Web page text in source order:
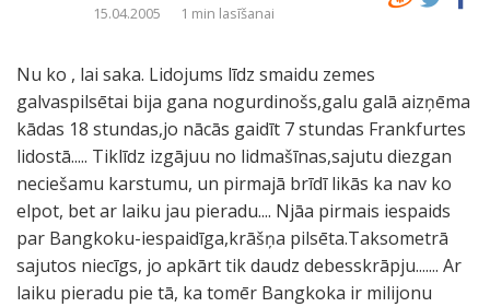
15.04.2005 1 min lasīšanai
Nu ko , lai saka. Lidojums līdz smaidu zemes
galvaspilsētai bija gana nogurdinošs,galu galā aizņēma
kādas 18 stundas,jo nācās gaidīt 7 stundas Frankfurtes
lidostā..... Tiklīdz izgājuu no lidmašīnas,sajutu diezgan
neciešamu karstumu, un pirmajā brīdī likās ka nav ko
elpot, bet ar laiku jau pieradu.... Njāa pirmais iespaids
par Bangkoku-iespaidīga,krāšņa pilsēta.Taksometrā
sajutos niecīgs, jo apkārt tik daudz debesskrāpju....... Ar
laiku pieradu pie tā, ka tomēr Bangkoka ir milijonu